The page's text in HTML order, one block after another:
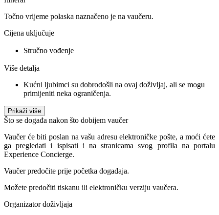
Točno vrijeme polaska naznačeno je na vaučeru.
Cijena uključuje
Stručno vođenje
Više detalja
Kućni ljubimci su dobrodošli na ovaj doživljaj, ali se mogu
primijeniti neka ograničenja.
Prikaži više
Što se događa nakon što dobijem vaučer
Vaučer će biti poslan na vašu adresu elektroničke pošte, a moći ćete
ga pregledati i ispisati i na stranicama svog profila na portalu
Experience Concierge.
Vaučer predočite prije početka događaja.
Možete predočiti tiskanu ili elektroničku verziju vaučera.
Organizator doživljaja